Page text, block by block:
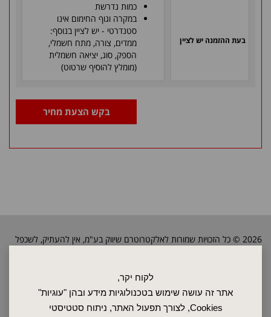
לקוח יקר,
אתר זה עושה שימוש בטכנולוגיות מידע ובהן "עוגיות"
Cookies, לצורך תפעול האתר, ניתוח סטטיסטי
בעת ההזמנה יש לציין
כמות נדרשת
במקרה וגוף החימום אינו
סטנדרטי - יש לציין בנוסף:
ממדים, צורה, מתח חשמלי,
הספק, סוג, יציאה חשמלית
(מומלץ להוסיף שרטוט)
בקש הצעת מחיר
2026 © כל הזכויות שמורות לאלקטרוטרם שיווק בע"מ, אין להעתיק, לשכפל
שרות ותחזוקה